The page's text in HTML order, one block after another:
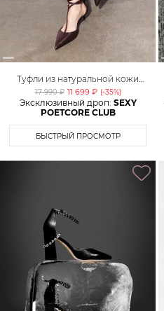
Туфли из натуральной кожи
Lera Nena
17 990 ₽ 11 699 ₽ (-35%)
Эксклюзивный дроп: SEXY
POETCORE CLUB
БЫСТРЫЙ ПРОСМОТР